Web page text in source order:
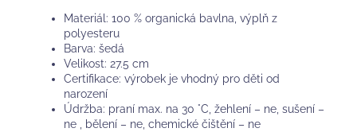
Materiál: 100 % organická bavlna, výplň z
polyesteru
Barva: šedá
Velikost: 27.5 cm
Certifikace: výrobek je vhodný pro děti od
narození
Údržba: praní max. na 30 °C, žehlení – ne, sušení –
ne , bělení – ne, chemické čištění – ne